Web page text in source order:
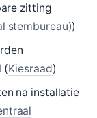
zitting
stembureau))
(Kiesraad)
na installatie